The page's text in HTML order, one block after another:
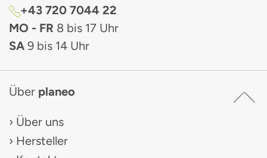
+43 720 7044 22
MO - FR 8 bis 17 Uhr
SA 9 bis 14 Uhr
Über planeo
Über uns
Hersteller